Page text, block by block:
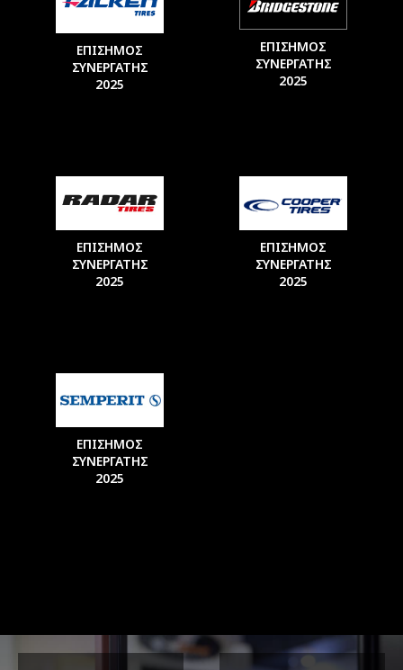
ΕΠΙΣΗΜΟΣ
ΣΥΝΕΡΓΑΤΗΣ
2025
ΕΠΙΣΗΜΟΣ
ΣΥΝΕΡΓΑΤΗΣ
2025
ΕΠΙΣΗΜΟΣ
ΣΥΝΕΡΓΑΤΗΣ
2025
ΕΠΙΣΗΜΟΣ
ΣΥΝΕΡΓΑΤΗΣ
2025
ΕΠΙΣΗΜΟΣ
ΣΥΝΕΡΓΑΤΗΣ
2025